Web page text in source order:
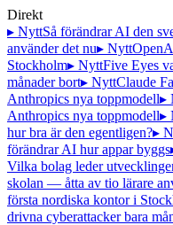
Direkt
▸ NyttSå förändrar AI den
använder det nu▸ Nytt
Stockholm▸ NyttFive Eyes
månader bort▸ NyttClaude
Anthropics nya toppmodell▸
Anthropics nya toppmodell▸
hur bra är den egentligen?▸
förändrar AI hur appar byggs
Vilka bolag leder
skolan — åtta av tio lärare
första nordiska kontor i
drivna cyberattacker bara